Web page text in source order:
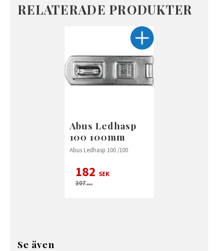
RELATERADE PRODUKTER
Abus Ledhasp
100 100mm
Abus Ledhasp 100 /100
182 SEK
307SEK
Se även